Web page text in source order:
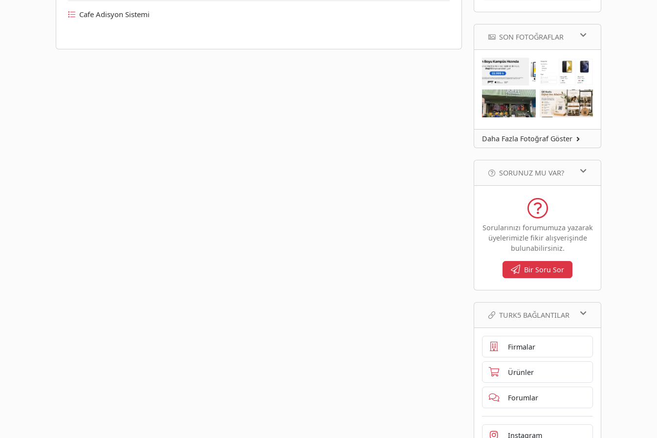
Cafe Adisyon Sistemi
SON FOTOĞRAFLAR
Daha Fazla Fotoğraf Göster
SORUNUZ MU VAR?
Sorularınızı forumumuza yazarak
üyelerimizle fikir alışverişinde
bulunabilirsiniz.
Bir Soru Sor
TURK5 BAĞLANTILAR
Firmalar
Ürünler
Forumlar
Instagram